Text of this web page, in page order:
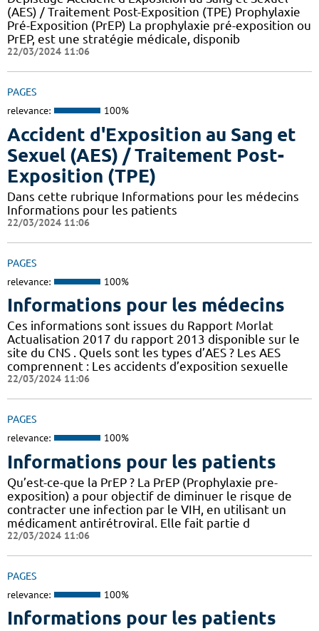
(AES) / Traitement Post-Exposition (TPE) Prophylaxie
Pré-Exposition (PrEP) La prophylaxie pré-exposition ou
PrEP, est une stratégie médicale, disponib
22/03/2024 11:06
PAGES
relevance: 100%
Accident d'Exposition au Sang et
Sexuel (AES) / Traitement Post-
Exposition (TPE)
Dans cette rubrique Informations pour les médecins
Informations pour les patients
22/03/2024 11:06
PAGES
relevance: 100%
Informations pour les médecins
Ces informations sont issues du Rapport Morlat
Actualisation 2017 du rapport 2013 disponible sur le
site du CNS . Quels sont les types d’AES ? Les AES
comprennent : Les accidents d’exposition sexuelle
22/03/2024 11:06
PAGES
relevance: 100%
Informations pour les patients
Qu’est-ce-que la PrEP ? La PrEP (Prophylaxie pre-
exposition) a pour objectif de diminuer le risque de
contracter une infection par le VIH, en utilisant un
médicament antirétroviral. Elle fait partie d
22/03/2024 11:06
PAGES
relevance: 100%
Informations pour les patients